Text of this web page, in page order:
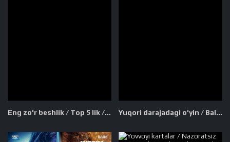
Eng zo'r beshlik / Top 5 lik / Liderlar beshligi Uzbek tilida O'zbekcha 2014 tarjima kino Full HD tas-ix skachat Yuqori darajadagi o'yin / Balandlikdagi o‘yin Uzbek tilida O'zbekcha 2014 tarjima kino Full HD tas-ix skachat